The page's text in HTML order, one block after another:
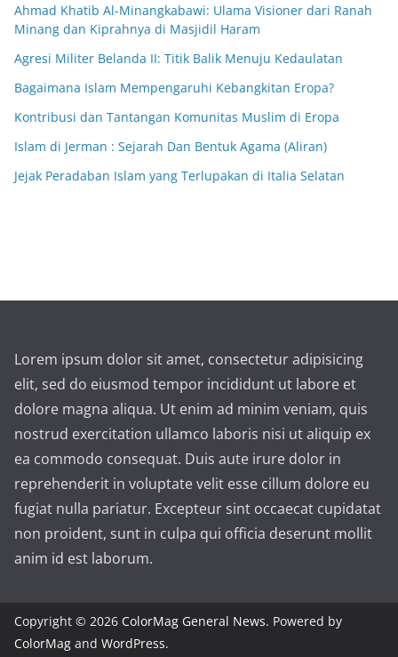
Ahmad Khatib Al-Minangkabawi: Ulama Visioner dari Ranah
Minang dan Kiprahnya di Masjidil Haram
Agresi Militer Belanda II: Titik Balik Menuju Kedaulatan
Bagaimana Islam Mempengaruhi Kebangkitan Eropa?
Kontribusi dan Tantangan Komunitas Muslim di Eropa
Islam di Jerman : Sejarah Dan Bentuk Agama (Aliran)
Jejak Peradaban Islam yang Terlupakan di Italia Selatan
Lorem ipsum dolor sit amet, consectetur adipisicing
elit, sed do eiusmod tempor incididunt ut labore et
dolore magna aliqua. Ut enim ad minim veniam, quis
nostrud exercitation ullamco laboris nisi ut aliquip ex
ea commodo consequat. Duis aute irure dolor in
reprehenderit in voluptate velit esse cillum dolore eu
fugiat nulla pariatur. Excepteur sint occaecat cupidatat
non proident, sunt in culpa qui officia deserunt mollit
anim id est laborum.
Copyright © 2026 ColorMag General News. Powered by
ColorMag and WordPress.